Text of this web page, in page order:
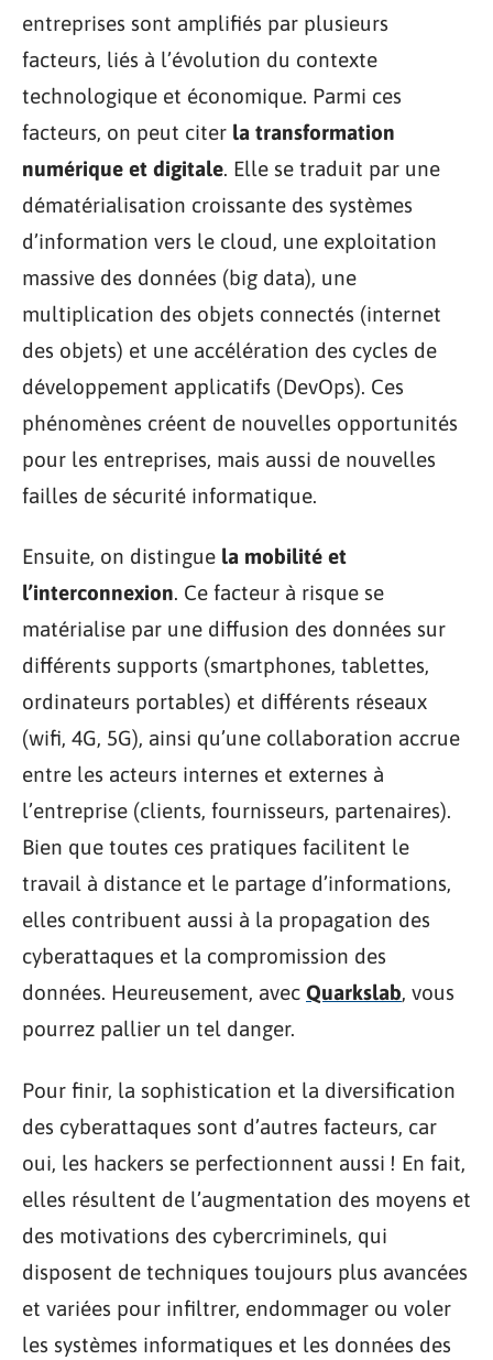
entreprises sont amplifiés par plusieurs
facteurs, liés à l’évolution du contexte
technologique et économique. Parmi ces
facteurs, on peut citer la transformation
numérique et digitale. Elle se traduit par une
dématérialisation croissante des systèmes
d’information vers le cloud, une exploitation
massive des données (big data), une
multiplication des objets connectés (internet
des objets) et une accélération des cycles de
développement applicatifs (DevOps). Ces
phénomènes créent de nouvelles opportunités
pour les entreprises, mais aussi de nouvelles
failles de sécurité informatique.
Ensuite, on distingue la mobilité et
l’interconnexion. Ce facteur à risque se
matérialise par une diffusion des données sur
différents supports (smartphones, tablettes,
ordinateurs portables) et différents réseaux
(wifi, 4G, 5G), ainsi qu’une collaboration accrue
entre les acteurs internes et externes à
l’entreprise (clients, fournisseurs, partenaires).
Bien que toutes ces pratiques facilitent le
travail à distance et le partage d’informations,
elles contribuent aussi à la propagation des
cyberattaques et la compromission des
données. Heureusement, avec Quarkslab, vous
pourrez pallier un tel danger.
Pour finir, la sophistication et la diversification
des cyberattaques sont d’autres facteurs, car
oui, les hackers se perfectionnent aussi ! En fait,
elles résultent de l’augmentation des moyens et
des motivations des cybercriminels, qui
disposent de techniques toujours plus avancées
et variées pour infiltrer, endommager ou voler
les systèmes informatiques et les données des